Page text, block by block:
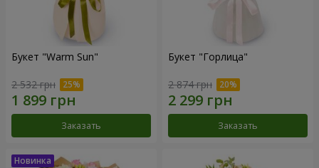
Букет "Warm Sun"
2 532 грн
Заказать
Букет "Горлица"
2 874 грн
Заказать